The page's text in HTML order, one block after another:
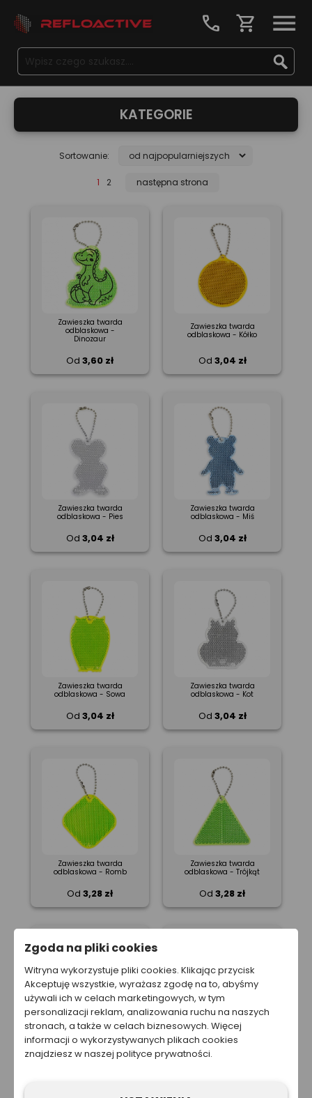
call shopping_cart
KATEGORIE
Sortowanie:
1 2 następna strona
Zawieszka twarda
odblaskowa -
Dinozaur
Od 3,60 zł
Zawieszka twarda
odblaskowa - Kółko
Od 3,04 zł
Zawieszka twarda
odblaskowa - Pies
Od 3,04 zł
Zawieszka twarda
odblaskowa - Miś
Od 3,04 zł
Zawieszka twarda
odblaskowa - Sowa
Od 3,04 zł
Zawieszka twarda
odblaskowa - Kot
Od 3,04 zł
Zawieszka twarda
odblaskowa - Romb
Od 3,28 zł
Zawieszka twarda
odblaskowa - Trójkąt
Od 3,28 zł
Zawieszka twarda
odblaskowa - T-
shirt
Zawieszka twarda
odblaskowa -
Śnieżynka
Zgoda na pliki cookies
Witryna wykorzystuje pliki cookies. Klikając przycisk
Akceptuję wszystkie, wyrażasz zgodę na to, abyśmy
używali ich w celach marketingowych, w tym
personalizacji reklam, analizowania ruchu na naszych
stronach, a także w celach biznesowych. Więcej
informacji o wykorzystywanych plikach cookies
znajdziesz w naszej polityce prywatności.